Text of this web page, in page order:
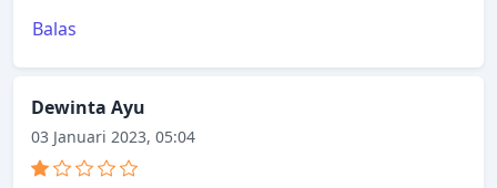
Balas
Dewinta Ayu
03 Januari 2023, 05:04